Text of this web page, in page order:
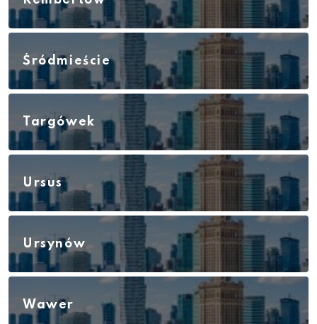
Śródmieście
Targówek
Ursus
Ursynów
Wawer